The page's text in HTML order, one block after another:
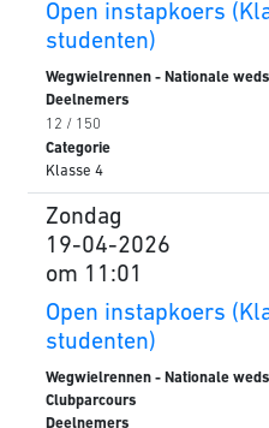
Open instapkoers
studenten)
Wegwielrennen - Nationale
Deelnemers
12 / 150
Categorie
Klasse 4
Zondag
19-04-2026
om 11:01
Open instapkoers
studenten)
Wegwielrennen - Nationale
Clubparcours
Deelnemers